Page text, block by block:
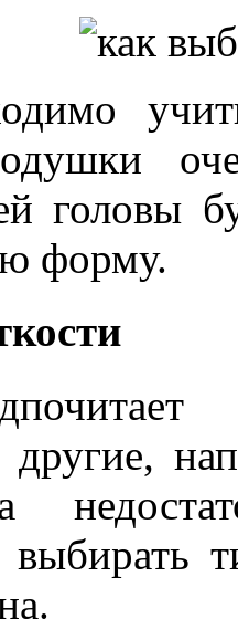
головы
форму.
другие,